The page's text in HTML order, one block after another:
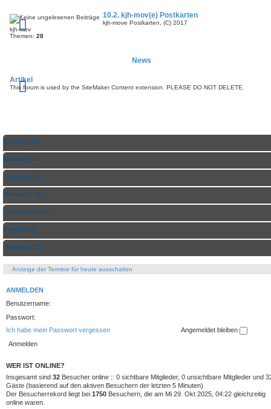
10.2. kjh-mov(e) Postkarten
kjh-move Postkarten, (C) 2017
kjh-mov
Themen: 28
News
Artikel
This forum is used by the SiteMaker Content extension. PLEASE DO NOT DELETE.
Sonntag, 09.
Montag, 10.
Dienstag, 11.
Mittwoch, 12.
Donnerstag, 13.
Freitag, 14.
Samstag, 15.
Anzeige der Termine für heute ausschalten
ANMELDEN
Benutzername:
Passwort:
Ich habe mein Passwort vergessen
Angemeldet bleiben
WER IST ONLINE?
Insgesamt sind 32 Besucher online :: 0 sichtbare Mitglieder, 0 unsichtbare Mitglieder und
Gäste (basierend auf den aktiven Besuchern der letzten 5 Minuten)
Der Besucherrekord liegt bei 1750 Besuchern, die am Mi 29. Okt 2025, 04:22 gleichzeitig
online waren.